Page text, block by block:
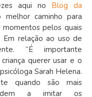
aqui no Blog da
caminho para
pelos quais
Em relação ao uso de
“É importante
querer usar e o
Sarah Helena.
quando são mais
a imitar os